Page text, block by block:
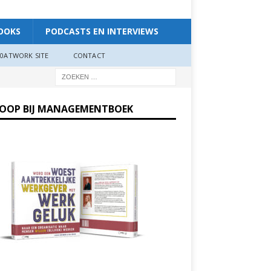
PODCASTS EN INTERVIEWS
SITE CONTACT
BIJ MANAGEMENTBOEK